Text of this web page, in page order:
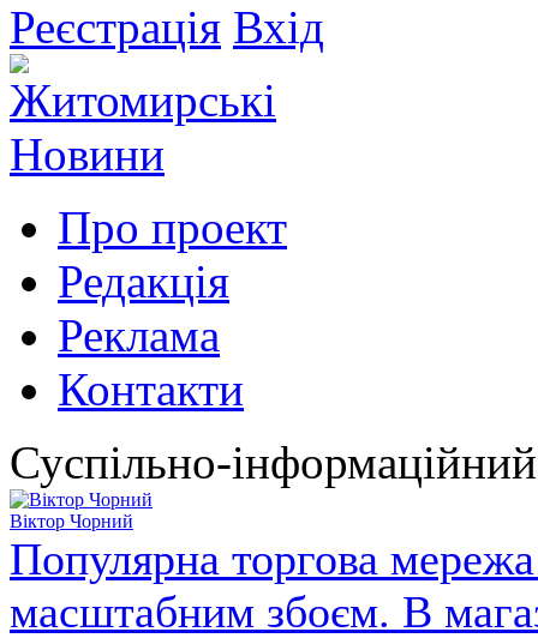
Реєстрація Вхід
Про проект
Редакція
Реклама
Контакти
Суспільно-
Віктор Чорний
Популярна торгова
масштабним збоєм. В